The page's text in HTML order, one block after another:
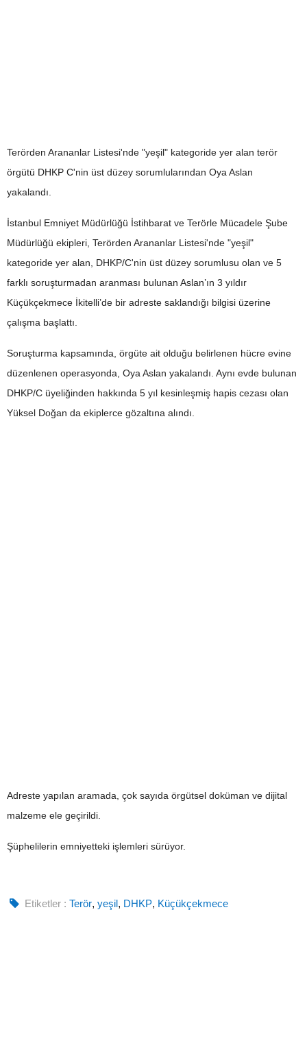
Terörden Arananlar Listesi'nde "yeşil" kategoride yer alan terör
örgütü DHKP C'nin üst düzey sorumlularından Oya Aslan
yakalandı.
İstanbul Emniyet Müdürlüğü İstihbarat ve Terörle Mücadele Şube
Müdürlüğü ekipleri, Terörden Arananlar Listesi'nde "yeşil"
kategoride yer alan, DHKP/C'nin üst düzey sorumlusu olan ve 5
farklı soruşturmadan aranması bulunan Aslan’ın 3 yıldır
Küçükçekmece İkitelli’de bir adreste saklandığı bilgisi üzerine
çalışma başlattı.
Soruşturma kapsamında, örgüte ait olduğu belirlenen hücre evine
düzenlenen operasyonda, Oya Aslan yakalandı. Aynı evde bulunan
DHKP/C üyeliğinden hakkında 5 yıl kesinleşmiş hapis cezası olan
Yüksel Doğan da ekiplerce gözaltına alındı.
Adreste yapılan aramada, çok sayıda örgütsel doküman ve dijital
malzeme ele geçirildi.
Şüphelilerin emniyetteki işlemleri sürüyor.
Etiketler : Terör,yeşil, DHKP, Küçükçekmece